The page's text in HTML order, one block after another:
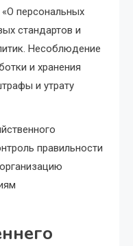
персональных
стандартов и
Несоблюдение
и хранения
и утрату
правильности